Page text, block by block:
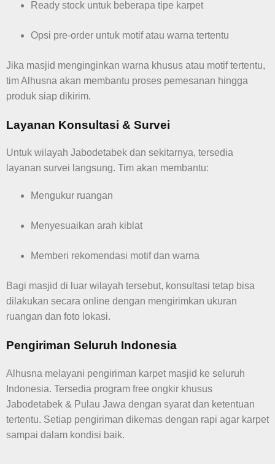
Ready stock untuk beberapa tipe karpet
Opsi pre-order untuk motif atau warna tertentu
Jika masjid menginginkan warna khusus atau motif tertentu,
tim Alhusna akan membantu proses pemesanan hingga
produk siap dikirim.
Layanan Konsultasi & Survei
Untuk wilayah Jabodetabek dan sekitarnya, tersedia
layanan survei langsung. Tim akan membantu:
Mengukur ruangan
Menyesuaikan arah kiblat
Memberi rekomendasi motif dan warna
Bagi masjid di luar wilayah tersebut, konsultasi tetap bisa
dilakukan secara online dengan mengirimkan ukuran
ruangan dan foto lokasi.
Pengiriman Seluruh Indonesia
Alhusna melayani pengiriman karpet masjid ke seluruh
Indonesia. Tersedia program free ongkir khusus
Jabodetabek & Pulau Jawa dengan syarat dan ketentuan
tertentu. Setiap pengiriman dikemas dengan rapi agar karpet
sampai dalam kondisi baik.